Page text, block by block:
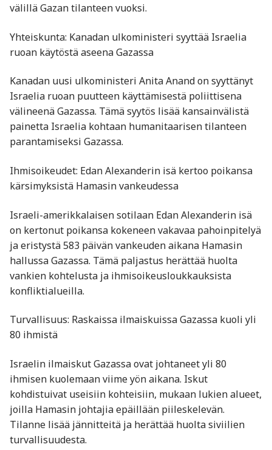
välillä Gazan tilanteen vuoksi.
Yhteiskunta: Kanadan ulkoministeri syyttää Israelia
ruoan käytöstä aseena Gazassa
Kanadan uusi ulkoministeri Anita Anand on syyttänyt
Israelia ruoan puutteen käyttämisestä poliittisena
välineenä Gazassa. Tämä syytös lisää kansainvälistä
painetta Israelia kohtaan humanitaarisen tilanteen
parantamiseksi Gazassa.
Ihmisoikeudet: Edan Alexanderin isä kertoo poikansa
kärsimyksistä Hamasin vankeudessa
Israeli-amerikkalaisen sotilaan Edan Alexanderin isä
on kertonut poikansa kokeneen vakavaa pahoinpitelyä
ja eristystä 583 päivän vankeuden aikana Hamasin
hallussa Gazassa. Tämä paljastus herättää huolta
vankien kohtelusta ja ihmisoikeusloukkauksista
konfliktialueilla.
Turvallisuus: Raskaissa ilmaiskuissa Gazassa kuoli yli
80 ihmistä
Israelin ilmaiskut Gazassa ovat johtaneet yli 80
ihmisen kuolemaan viime yön aikana. Iskut
kohdistuivat useisiin kohteisiin, mukaan lukien alueet,
joilla Hamasin johtajia epäillään piileskelevän.
Tilanne lisää jännitteitä ja herättää huolta siviilien
turvallisuudesta.